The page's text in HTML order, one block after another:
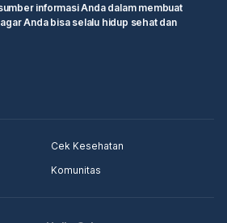
informasi Anda dalam membuat
Anda bisa selalu hidup sehat dan
Cek Kesehatan
Komunitas